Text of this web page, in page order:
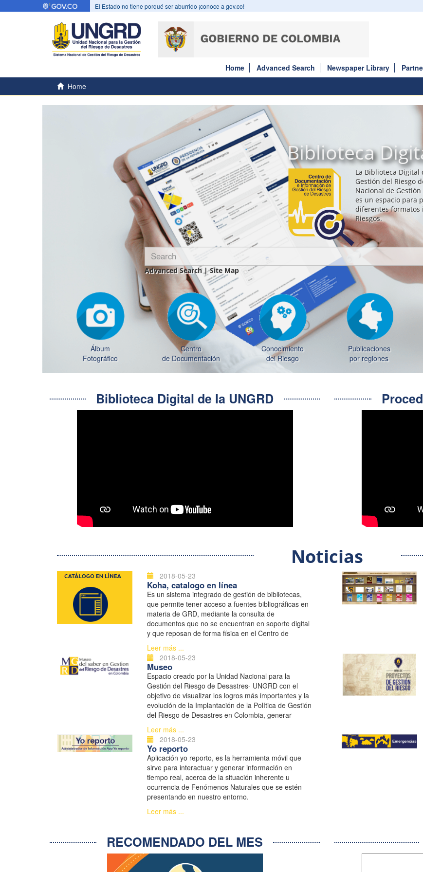
El Estado no tiene porqué ser aburrido ¡conoce a gov.co!
Home Advanced Search Newspaper Library
Home
Biblioteca
La Biblioteca
Gestión del Riesgo
Nacional de
es un espacio para
diferentes formatos
Riesgos.
Advanced Search|Site Map
Álbum
Fotográfico
Centro
de Documentación
Conocimiento
del Riesgo
Publicaciones
por regiones
Biblioteca Digital de la UNGRD
Noticias
2018-05-23
Koha, catalogo en línea
Es un sistema integrado de gestión de bibliotecas,
que permite tener acceso a fuentes bibliográficas en
materia de GRD, mediante la consulta de
documentos que no se encuentran en soporte digital
y que reposan de forma física en el Centro de
Documentación de la UNGRD
Leer más ...
2018-05-23
Museo
Espacio creado por la Unidad Nacional para la
Gestión del Riesgo de Desastres- UNGRD con el
objetivo de visualizar los logros más importantes y la
evolución de la Implantación de la Política de Gestión
del Riesgo de Desastres en Colombia, generar
apropiación de la Gestión del Riesgo de Desastres
en la comunidad y fortalecer ...
Leer más ...
2018-05-23
Yo reporto
Aplicación yo reporto, es la herramienta móvil que
sirve para interactuar y generar información en
tiempo real, acerca de la situación inherente u
ocurrencia de Fenómenos Naturales que se estén
presentando en nuestro entorno.
Leer más ...
RECOMENDADO DEL MES